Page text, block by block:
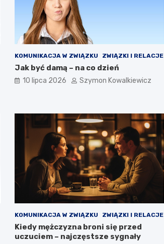
KOMUNIKACJA W ZWIĄZKU ZWIĄZKI I RELACJE
Jak być damą – na co dzień
10 lipca 2026 Szymon Kowalkiewicz
KOMUNIKACJA W ZWIĄZKU ZWIĄZKI I RELACJE
Kiedy mężczyzna broni się przed
uczuciem – najczęstsze sygnały